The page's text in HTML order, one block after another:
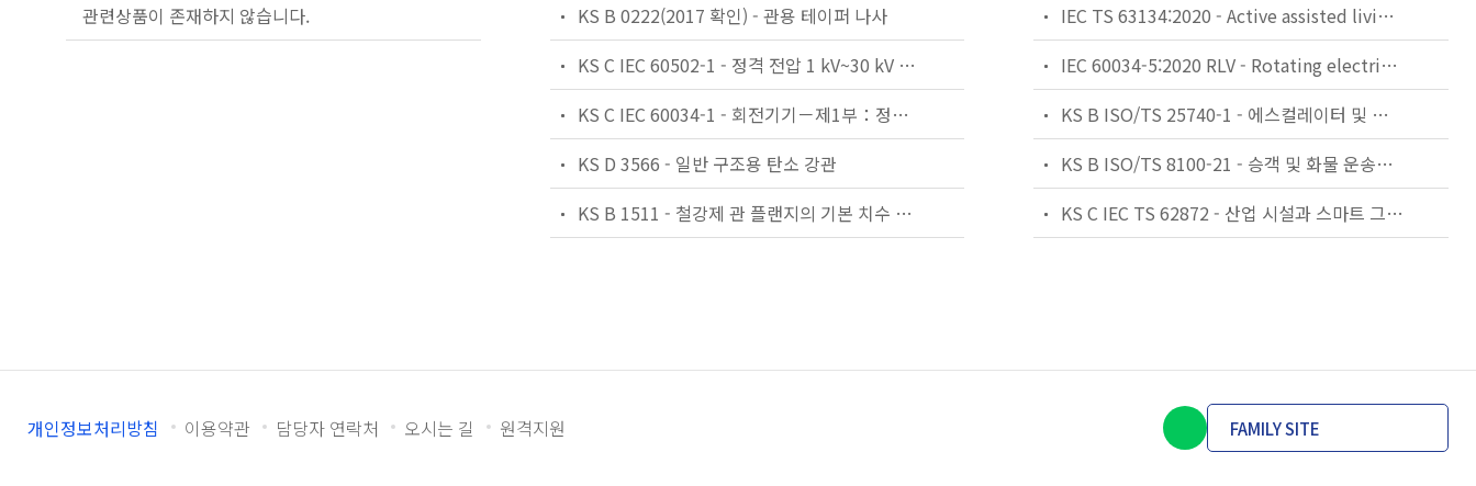
관련상품이 존재하지 않습니다.
KS B 0222(2017 확인) - 관용 테이퍼 나사
KS C IEC 60502-1 - 정격 전압 1 kV~30 kV 압출 절연 전력 케이블 및 그 부속품 — 제1부: 정격 전압 1 kV 및 3 kV 케이블
KS C IEC 60034-1 - 회전기기－제1부：정격 및 성능
KS D 3566 - 일반 구조용 탄소 강관
KS B 1511 - 철강제 관 플랜지의 기본 치수 및 치수 허용차
IEC TS 63134:2020 - Active assisted living (AAL) use cases
IEC 60034-5:2020 RLV - Rotating electrical machines - Part 5: Degrees of protection provided by the integral design of rotating electrical machines (IP code) - Classification
KS B ISO/TS 25740-1 - 에스컬레이터 및 무빙워크에 대한 안전요건 — 제1부: 세계공통 필수 안전요건(GESRs)
KS B ISO/TS 8100-21 - 승객 및 화물 운송용 엘리베이터 —제21부: 세계공통 필수안전요건(GESRs)을 충족하는 세계공통 안전 파라미터(GSPs)
KS C IEC TS 62872 - 산업 시설과 스마트 그리드 사이의 산업 공정 측정, 제어 및 자동화 시스템 인터페이스
개인정보처리방침 이용약관 담당자 연락처 오시는 길 원격지원 FAMILY SITE